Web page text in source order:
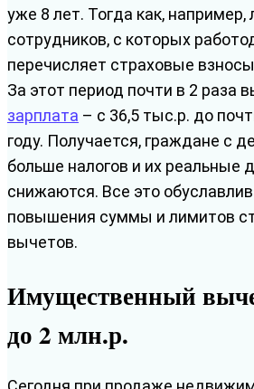
уже 8 лет. Тогда как,
сотрудников, с которых
перечисляет страховые
За этот период почти в 2 раза
зарплата – с 36,5 тыс.р. до
году. Получается, граждане с
больше налогов и их реальные
снижаются. Все это
повышения суммы и лимитов
вычетов.
Имущественный
до 2 млн.р.